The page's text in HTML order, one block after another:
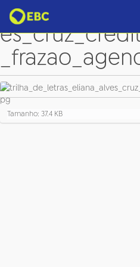
C
l
Tamanho: 37.4 KB